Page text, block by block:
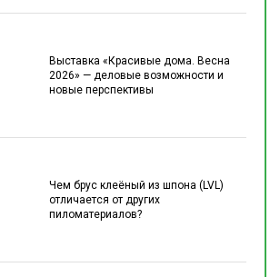
Выставка «Красивые дома. Весна
2026» — деловые возможности и
новые перспективы
Чем брус клеёный из шпона (LVL)
отличается от других
пиломатериалов?